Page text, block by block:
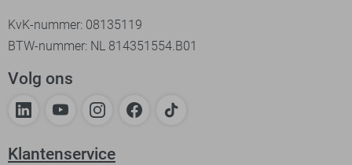
KvK-nummer: 08135119
BTW-nummer: NL 814351554.B01
Volg ons
Klantenservice